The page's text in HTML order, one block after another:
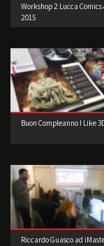
Workshop 2 Lucca Comics
2015
Buon Compleanno I Like
Riccardo Guasco ad